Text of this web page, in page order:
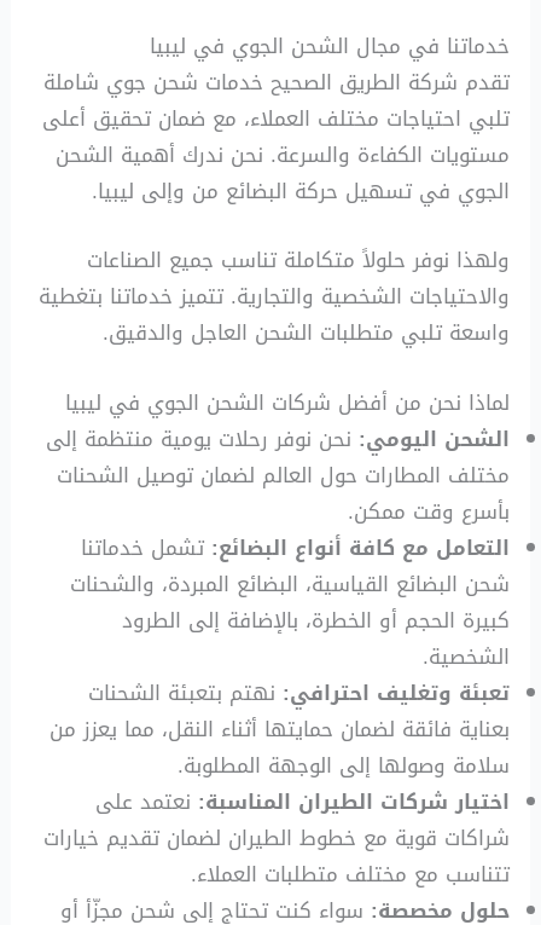
خدماتنا في مجال الشحن الجوي في ليبيا
تقدم شركة الطريق الصحيح خدمات شحن جوي شاملة
تلبي احتياجات مختلف العملاء، مع ضمان تحقيق أعلى
مستويات الكفاءة والسرعة. نحن ندرك أهمية الشحن
الجوي في تسهيل حركة البضائع من وإلى ليبيا.
ولهذا نوفر حلولاً متكاملة تناسب جميع الصناعات
والاحتياجات الشخصية والتجارية. تتميز خدماتنا بتغطية
واسعة تلبي متطلبات الشحن العاجل والدقيق.
لماذا نحن من أفضل شركات الشحن الجوي في ليبيا
الشحن اليومي: نحن نوفر رحلات يومية منتظمة إلى
مختلف المطارات حول العالم لضمان توصيل الشحنات
بأسرع وقت ممكن.
التعامل مع كافة أنواع البضائع: تشمل خدماتنا
شحن البضائع القياسية، البضائع المبردة، والشحنات
كبيرة الحجم أو الخطرة، بالإضافة إلى الطرود
الشخصية.
تعبئة وتغليف احترافي: نهتم بتعبئة الشحنات
بعناية فائقة لضمان حمايتها أثناء النقل، مما يعزز من
سلامة وصولها إلى الوجهة المطلوبة.
اختيار شركات الطيران المناسبة: نعتمد على
شراكات قوية مع خطوط الطيران لضمان تقديم خيارات
تتناسب مع مختلف متطلبات العملاء.
حلول مخصصة: سواء كنت تحتاج إلى شحن مجزّأ أو